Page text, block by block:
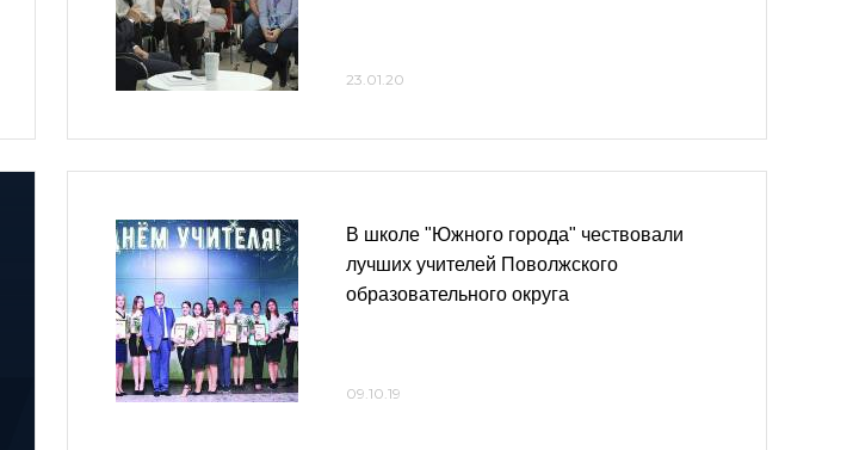
23.01.20
В школе "Южного города" чествовали
лучших учителей Поволжского
образовательного округа
09.10.19